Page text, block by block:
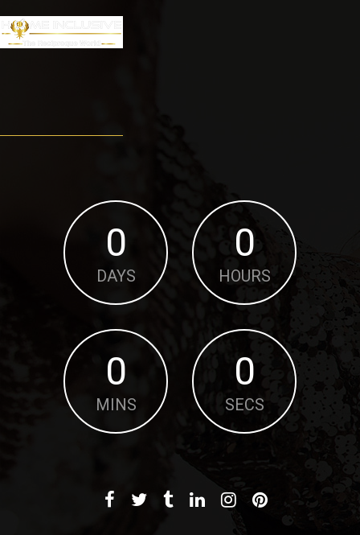
0
DAYS
0
HOURS
0
MINS
0
SECS